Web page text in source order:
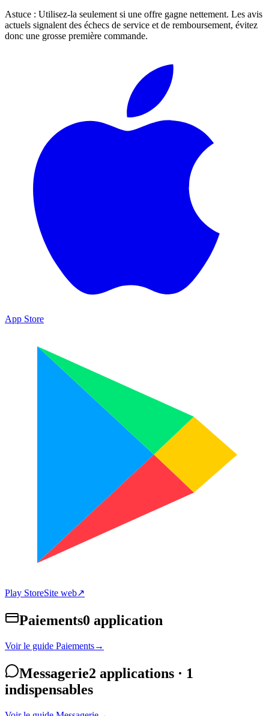
Astuce : Utilisez-la seulement si une offre gagne nettement. Les avis
actuels signalent des échecs de service et de remboursement, évitez
donc une grosse première commande.
App Store
Play StoreSite web↗
Paiements0 application
Voir le guide Paiements→
Messagerie2 applications · 1
indispensables